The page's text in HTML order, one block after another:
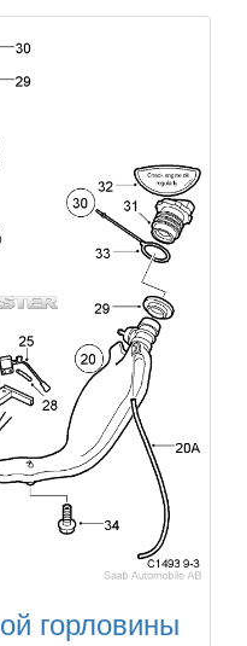
горловины